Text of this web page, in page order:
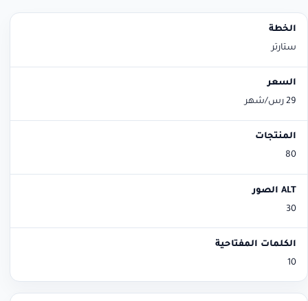
الخطة
ستارتر
29 رس/شهر
80
30
10